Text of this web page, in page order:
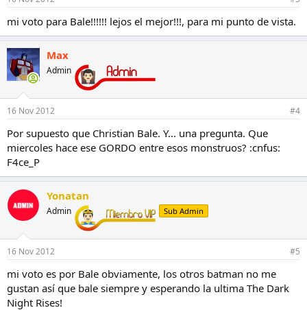
mi voto para Bale!!!!!! lejos el mejor!!!, para mi punto de vista.
Max
Admin
16 Nov 2012 #4
Por supuesto que Christian Bale. Y... una pregunta. Que
miercoles hace ese GORDO entre esos monstruos? :cnfus:
F4ce_P
Yonatan
Admin Sub Admin
16 Nov 2012 #5
mi voto es por Bale obviamente, los otros batman no me
gustan así que bale siempre y esperando la ultima The Dark
Night Rises!